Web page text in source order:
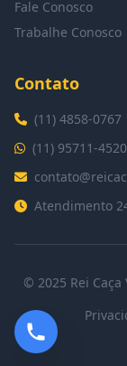
Fale Conosco
Trabalhe Conosco
Contato
(11) 4858-0767
(11) 95711-4520
Atendimento
© 2025 Rei